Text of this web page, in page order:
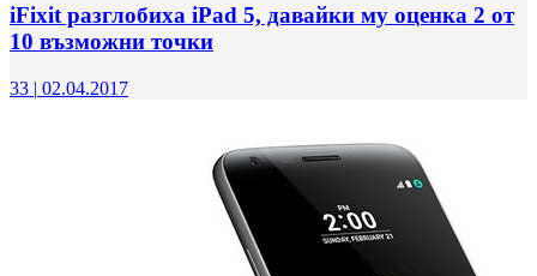
iFixit разглобиха iPad 5, давайки му оценка 2 от
10 възможни точки
33 | 02.04.2017